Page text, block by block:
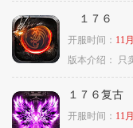
１７６
开服时间： 11
版本介绍：
只
１７６复古
开服时间： 11